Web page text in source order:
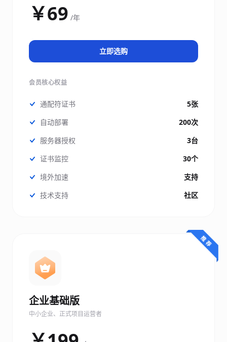
￥69 /年
立即选购
会员核心权益
通配符证书
5张
自动部署
200次
服务器授权
3台
证书监控
30个
境外加速
支持
技术支持
社区
企业基础版
中小企业、正式项目运营者